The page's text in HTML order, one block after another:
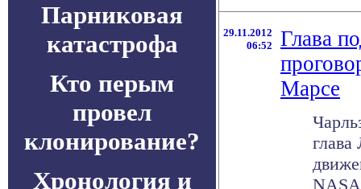
Парниковая
катастрофа
Кто перым
провел
клонирование?
Хронология и
29.11.2012
06:52
Глава
Марсе
глава